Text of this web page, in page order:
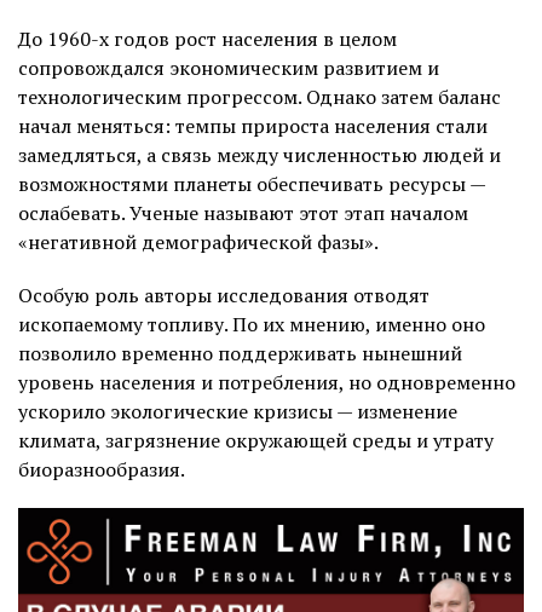
До 1960-х годов рост населения в целом
сопровождался экономическим развитием и
технологическим прогрессом. Однако затем баланс
начал меняться: темпы прироста населения стали
замедляться, а связь между численностью людей и
возможностями планеты обеспечивать ресурсы —
ослабевать. Ученые называют этот этап началом
«негативной демографической фазы».
Особую роль авторы исследования отводят
ископаемому топливу. По их мнению, именно оно
позволило временно поддерживать нынешний
уровень населения и потребления, но одновременно
ускорило экологические кризисы — изменение
климата, загрязнение окружающей среды и утрату
биоразнообразия.